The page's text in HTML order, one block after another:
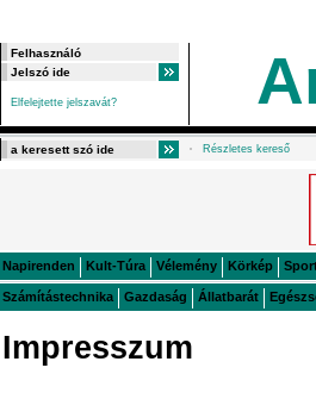
Elfelejtette jelszavát?
Részletes kereső
Napirenden Kult-Túra Vélemény Körkép
Számítástechnika Gazdaság Állatbarát
Impresszum